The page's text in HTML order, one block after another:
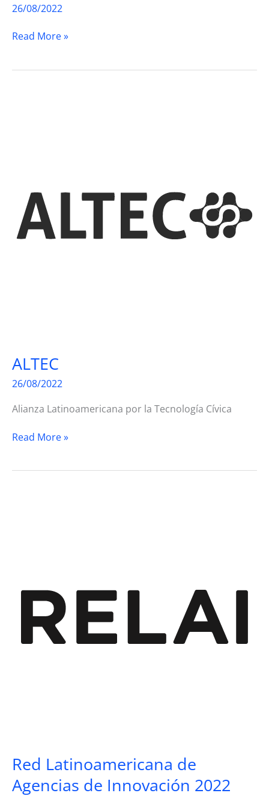
26/08/2022
Código
Read More »
ALTEC
26/08/2022
Alianza Latinoamericana por la Tecnología Cívica
ALTEC
Read More »
Red Latinoamericana de
Agencias de Innovación 2022